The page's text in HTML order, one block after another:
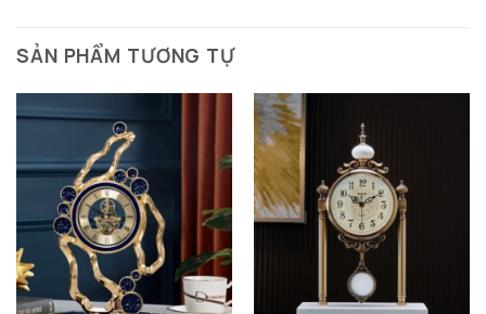
SẢN PHẨM TƯƠNG TỰ